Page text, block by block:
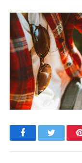
FacebookTwitter